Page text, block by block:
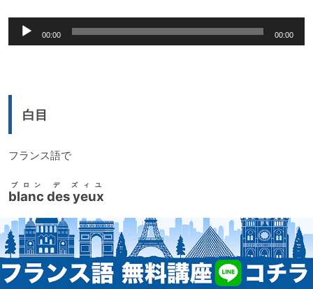
声
00:00 00:00
白目
フランス語で
blanc des yeux
ブロン デ ズィユ
という表現になります。
「yeux（イユ）」は「目」という意味の男性名詞になり、両眼
を表す単語になります。